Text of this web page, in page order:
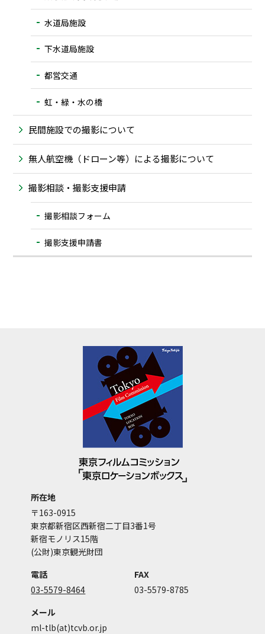
水道局施設
下水道局施設
都営交通
虹・緑・水の橋
民間施設での撮影について
無人航空機（ドローン等）による撮影について
撮影相談・撮影支援申請
撮影相談フォーム
撮影支援申請書
所在地
〒163-0915
東京都新宿区西新宿二丁目3番1号
新宿モノリス15階
(公財)東京観光財団
電話
03-5579-8464
FAX
03-5579-8785
メール
ml-tlb(at)tcvb.or.jp